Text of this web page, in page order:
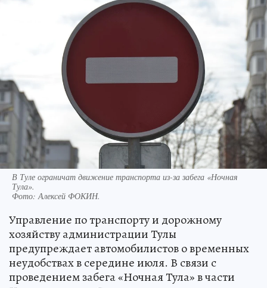
В Туле ограничат движение транспорта из-за забега «Ночная
Тула».
Фото: Алексей ФОКИН.
Управление по транспорту и дорожному
хозяйству администрации Тулы
предупреждает автомобилистов о временных
неудобствах в середине июля. В связи с
проведением забега «Ночная Тула» в части